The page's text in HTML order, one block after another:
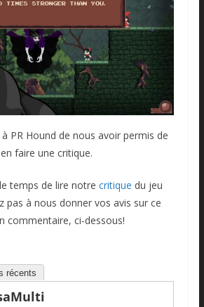
PR Hound de nous avoir permis de
faire une critique.
temps de lire notre critique du jeu
pas à nous donner vos avis sur ce
commentaire, ci-dessous!
récents